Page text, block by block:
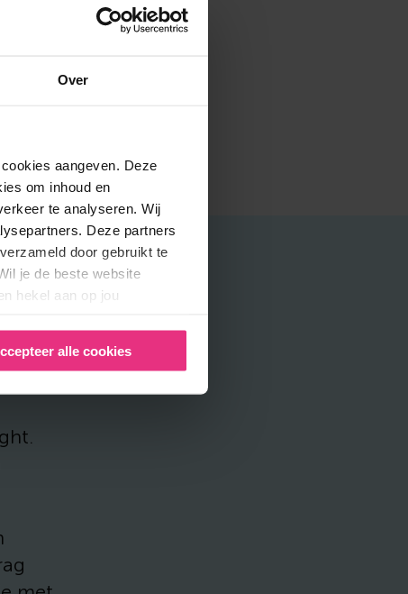
Over
aangeven. Deze
om inhoud en
te analyseren. Wij
Deze partners
door gebruikt te
je de beste website
hekel aan op jou
alle cookies
baan verandert.
Bright